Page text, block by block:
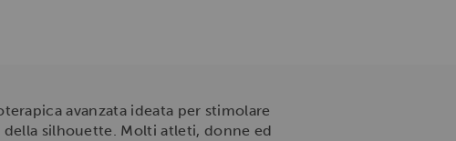
avanzata ideata per stimolare
silhouette. Molti atleti, donne ed